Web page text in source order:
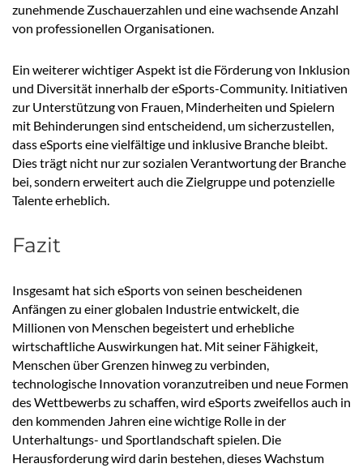
zunehmende Zuschauerzahlen und eine wachsende Anzahl
von professionellen Organisationen.
Ein weiterer wichtiger Aspekt ist die Förderung von Inklusion
und Diversität innerhalb der eSports-Community. Initiativen
zur Unterstützung von Frauen, Minderheiten und Spielern
mit Behinderungen sind entscheidend, um sicherzustellen,
dass eSports eine vielfältige und inklusive Branche bleibt.
Dies trägt nicht nur zur sozialen Verantwortung der Branche
bei, sondern erweitert auch die Zielgruppe und potenzielle
Talente erheblich.
Fazit
Insgesamt hat sich eSports von seinen bescheidenen
Anfängen zu einer globalen Industrie entwickelt, die
Millionen von Menschen begeistert und erhebliche
wirtschaftliche Auswirkungen hat. Mit seiner Fähigkeit,
Menschen über Grenzen hinweg zu verbinden,
technologische Innovation voranzutreiben und neue Formen
des Wettbewerbs zu schaffen, wird eSports zweifellos auch in
den kommenden Jahren eine wichtige Rolle in der
Unterhaltungs- und Sportlandschaft spielen. Die
Herausforderung wird darin bestehen, dieses Wachstum